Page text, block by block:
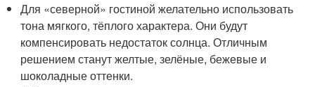
Для «северной» гостиной желательно использовать
тона мягкого, тёплого характера. Они будут
компенсировать недостаток солнца. Отличным
решением станут желтые, зелёные, бежевые и
шоколадные оттенки.